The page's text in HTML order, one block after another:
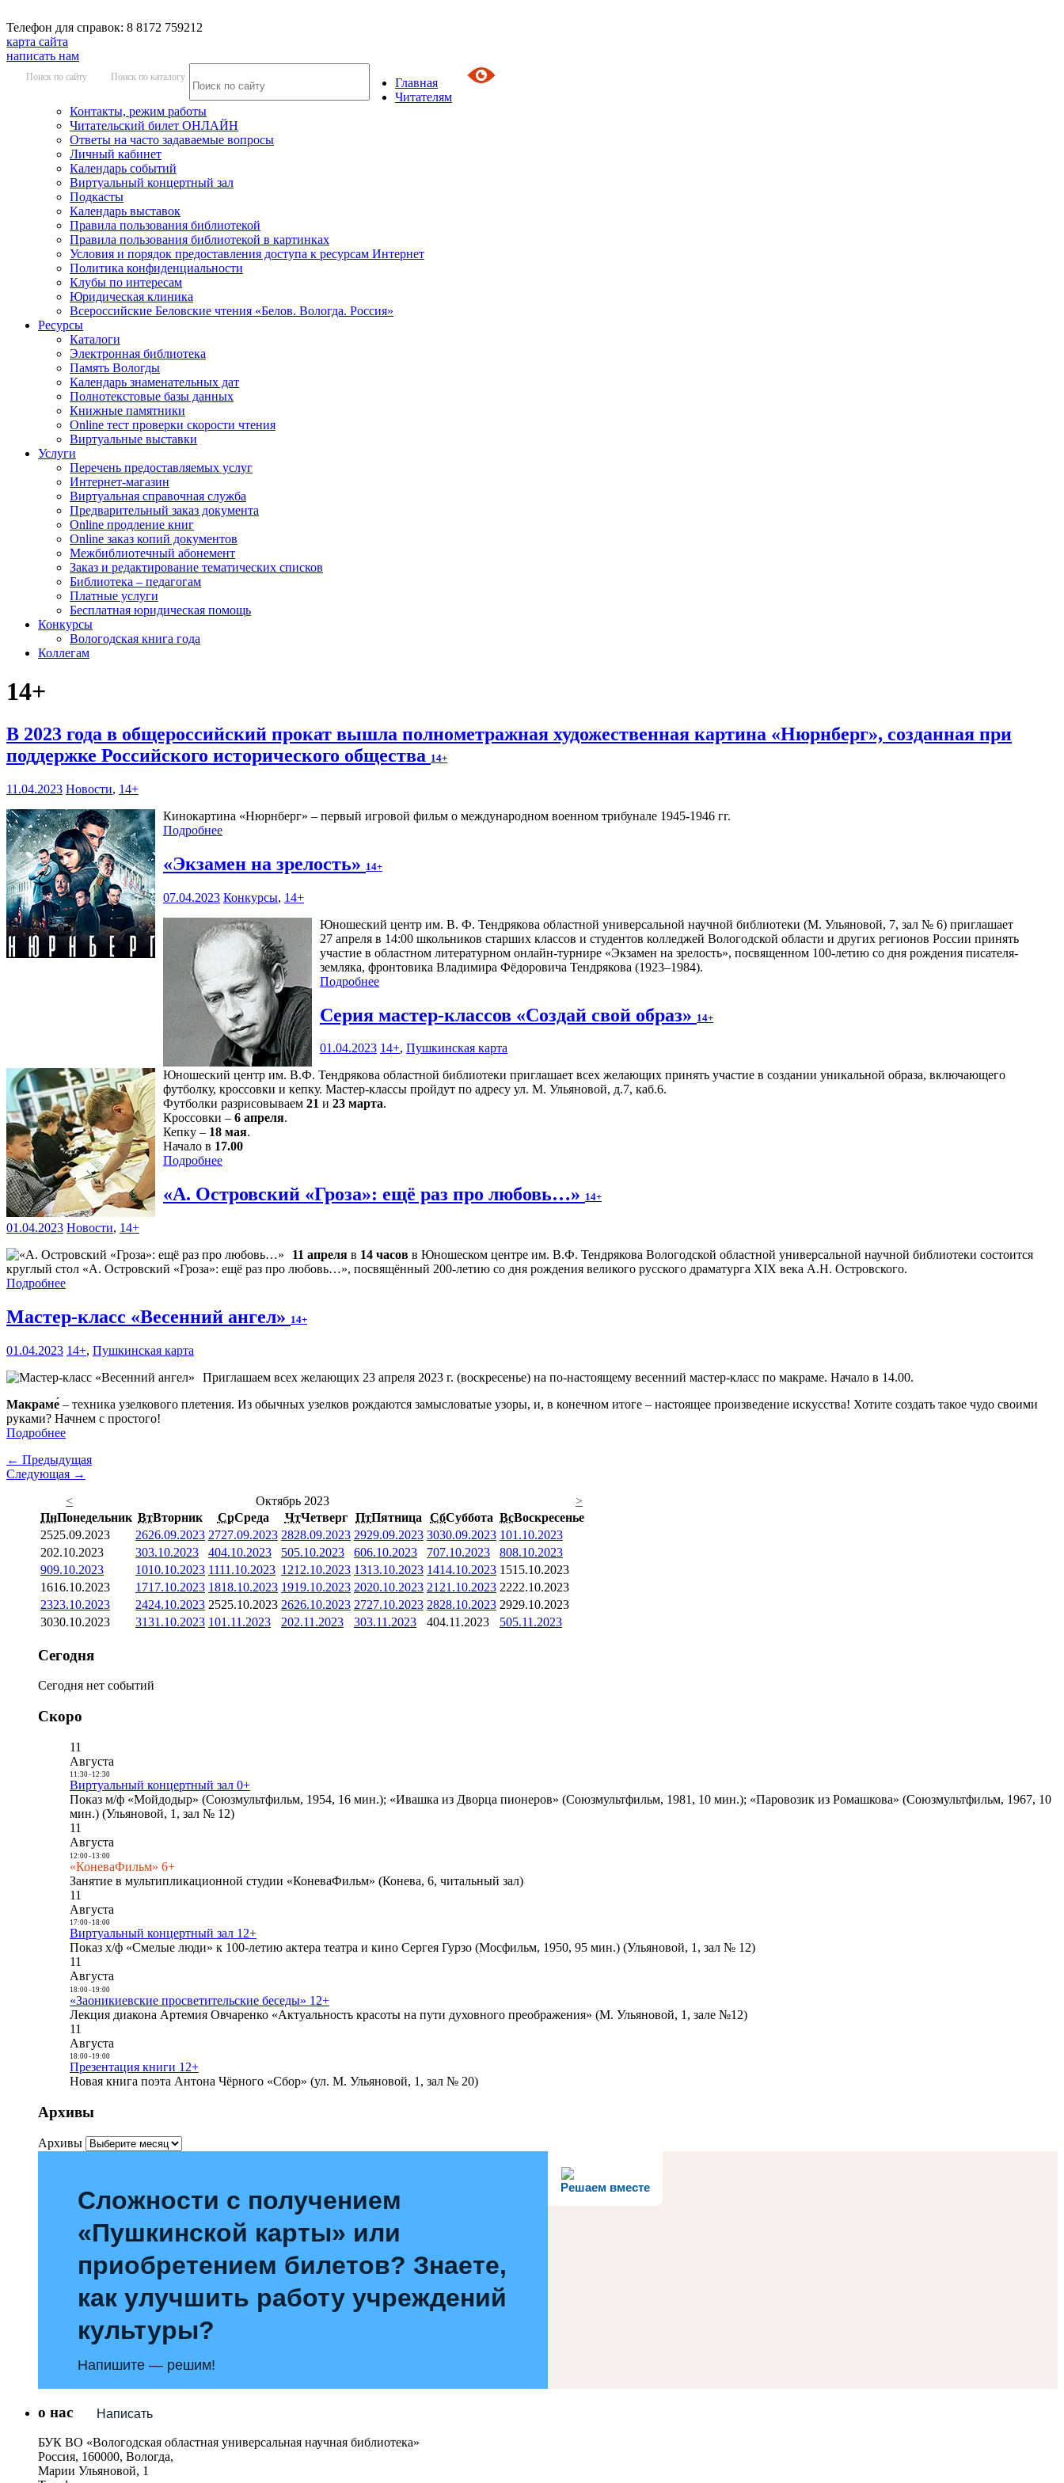
Телефон для справок: 8 8172 759212
карта сайта
написать нам
Поиск по сайту Поиск по каталогу
Главная
Читателям
Контакты, режим работы
Читательский билет ОНЛАЙН
Ответы на часто задаваемые вопросы
Личный кабинет
Календарь событий
Виртуальный концертный зал
Подкасты
Календарь выставок
Правила пользования библиотекой
Правила пользования библиотекой в картинках
Условия и порядок предоставления доступа к ресурсам Интернет
Политика конфиденциальности
Клубы по интересам
Юридическая клиника
Всероссийские Беловские чтения «Белов. Вологда. Россия»
Ресурсы
Каталоги
Электронная библиотека
Память Вологды
Календарь знаменательных дат
Полнотекстовые базы данных
Книжные памятники
Online тест проверки скорости чтения
Виртуальные выставки
Услуги
Перечень предоставляемых услуг
Интернет-магазин
Виртуальная справочная служба
Предварительный заказ документа
Online продление книг
Online заказ копий документов
Межбиблиотечный абонемент
Заказ и редактирование тематических списков
Библиотека – педагогам
Платные услуги
Бесплатная юридическая помощь
Конкурсы
Вологодская книга года
Коллегам
14+
В 2023 года в общероссийский прокат вышла полнометражная художественная картина «Нюрнберг», созданная при
поддержке Российского исторического общества 14+
11.04.2023 Новости, 14+
Кинокартина «Нюрнберг» – первый игровой фильм о международном военном трибунале 1945-1946 гг.
Подробнее
«Экзамен на зрелость» 14+
07.04.2023 Конкурсы, 14+
Юношеский центр им. В. Ф. Тендрякова областной универсальной научной библиотеки (М. Ульяновой, 7, зал № 6) приглашает
27 апреля в 14:00 школьников старших классов и студентов колледжей Вологодской области и других регионов России принять
участие в областном литературном онлайн-турнире «Экзамен на зрелость», посвященном 100-летию со дня рождения писателя-
земляка, фронтовика Владимира Фёдоровича Тендрякова (1923–1984).
Подробнее
Серия мастер-классов «Создай свой образ» 14+
01.04.2023 14+, Пушкинская карта
Юношеский центр им. В.Ф. Тендрякова областной библиотеки приглашает всех желающих принять участие в создании уникальной образа, включающего
футболку, кроссовки и кепку. Мастер-классы пройдут по адресу ул. М. Ульяновой, д.7, каб.6.
Футболки разрисовываем 21 и 23 марта.
Кроссовки – 6 апреля.
Кепку – 18 мая.
Начало в 17.00
Подробнее
«А. Островский «Гроза»: ещё раз про любовь…» 14+
01.04.2023 Новости, 14+
11 апреля в 14 часов в Юношеском центре им. В.Ф. Тендрякова Вологодской областной универсальной научной библиотеки состоится
круглый стол «А. Островский «Гроза»: ещё раз про любовь…», посвящённый 200-летию со дня рождения великого русского драматурга XIX века А.Н. Островского.
Подробнее
Мастер-класс «Весенний ангел» 14+
01.04.2023 14+, Пушкинская карта
Приглашаем всех желающих 23 апреля 2023 г. (воскресенье) на по-настоящему весенний мастер-класс по макраме. Начало в 14.00.
Макраме́ – техника узелкового плетения. Из обычных узелков рождаются замысловатые узоры, и, в конечном итоге – настоящее произведение искусства! Хотите создать такое чудо своими
руками? Начнем с простого!
Подробнее
← Предыдущая
Следующая →
<
Октябрь 2023
>
ПнПонедельник ВтВторник СрСреда ЧтЧетверг ПтПятница СбСуббота ВсВоскресенье
2525.09.2023 2626.09.2023 2727.09.2023 2828.09.2023 2929.09.2023 3030.09.2023 101.10.2023
202.10.2023 303.10.2023 404.10.2023 505.10.2023 606.10.2023 707.10.2023 808.10.2023
909.10.2023 1010.10.2023 1111.10.2023 1212.10.2023 1313.10.2023 1414.10.2023 1515.10.2023
1616.10.2023 1717.10.2023 1818.10.2023 1919.10.2023 2020.10.2023 21 21.10.2023 2222.10.2023
2323.10.2023 2424.10.2023 2525.10.2023 2626.10.2023 2727.10.2023 2828.10.2023 2929.10.2023
3030.10.2023 3131.10.2023 101.11.2023 202.11.2023 303.11.2023 404.11.2023 505.11.2023
Сегодня
Сегодня нет событий
Скоро
11
Августа
11:30- 12:30
Виртуальный концертный зал 0+
Показ м/ф «Мойдодыр» (Союзмультфильм, 1954, 16 мин.); «Ивашка из Дворца пионеров» (Союзмультфильм, 1981, 10 мин.); «Паровозик из Ромашкова» (Союзмультфильм, 1967, 10
мин.) (Ульяновой, 1, зал № 12)
11
Августа
12:00- 13:00
«КоневаФильм» 6+
Занятие в мультипликационной студии «КоневаФильм» (Конева, 6, читальный зал)
11
Августа
17:00- 18:00
Виртуальный концертный зал 12+
Показ х/ф «Смелые люди» к 100-летию актера театра и кино Сергея Гурзо (Мосфильм, 1950, 95 мин.) (Ульяновой, 1, зал № 12)
11
Августа
18:00- 19:00
«Заоникиевские просветительские беседы» 12+
Лекция диакона Артемия Овчаренко «Актуальность красоты на пути духовного преображения» (М. Ульяновой, 1, зале №12)
11
Августа
18:00- 19:00
Презентация книги 12+
Новая книга поэта Антона Чёрного «Сбор» (ул. М. Ульяновой, 1, зал № 20)
Архивы
Архивы
Решаем вместе
Сложности с получением
«Пушкинской карты» или
приобретением билетов? Знаете,
как улучшить работу учреждений
культуры?
Напишите — решим!
Написать
о нас
БУК ВО «Вологодская областная универсальная научная библиотека»
Россия, 160000, Вологда,
Марии Ульяновой, 1